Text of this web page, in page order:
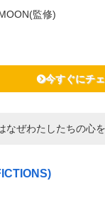
監修)
今すぐにチ
なぜわたしたちの